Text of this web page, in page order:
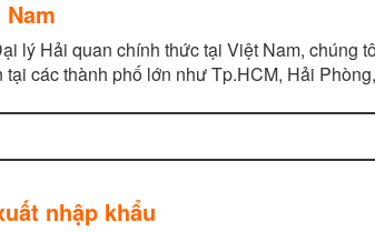
lý Hải quan chính thức tại Việt Nam, chúng
các thành phố lớn như Tp.HCM, Hải
nhập khẩu